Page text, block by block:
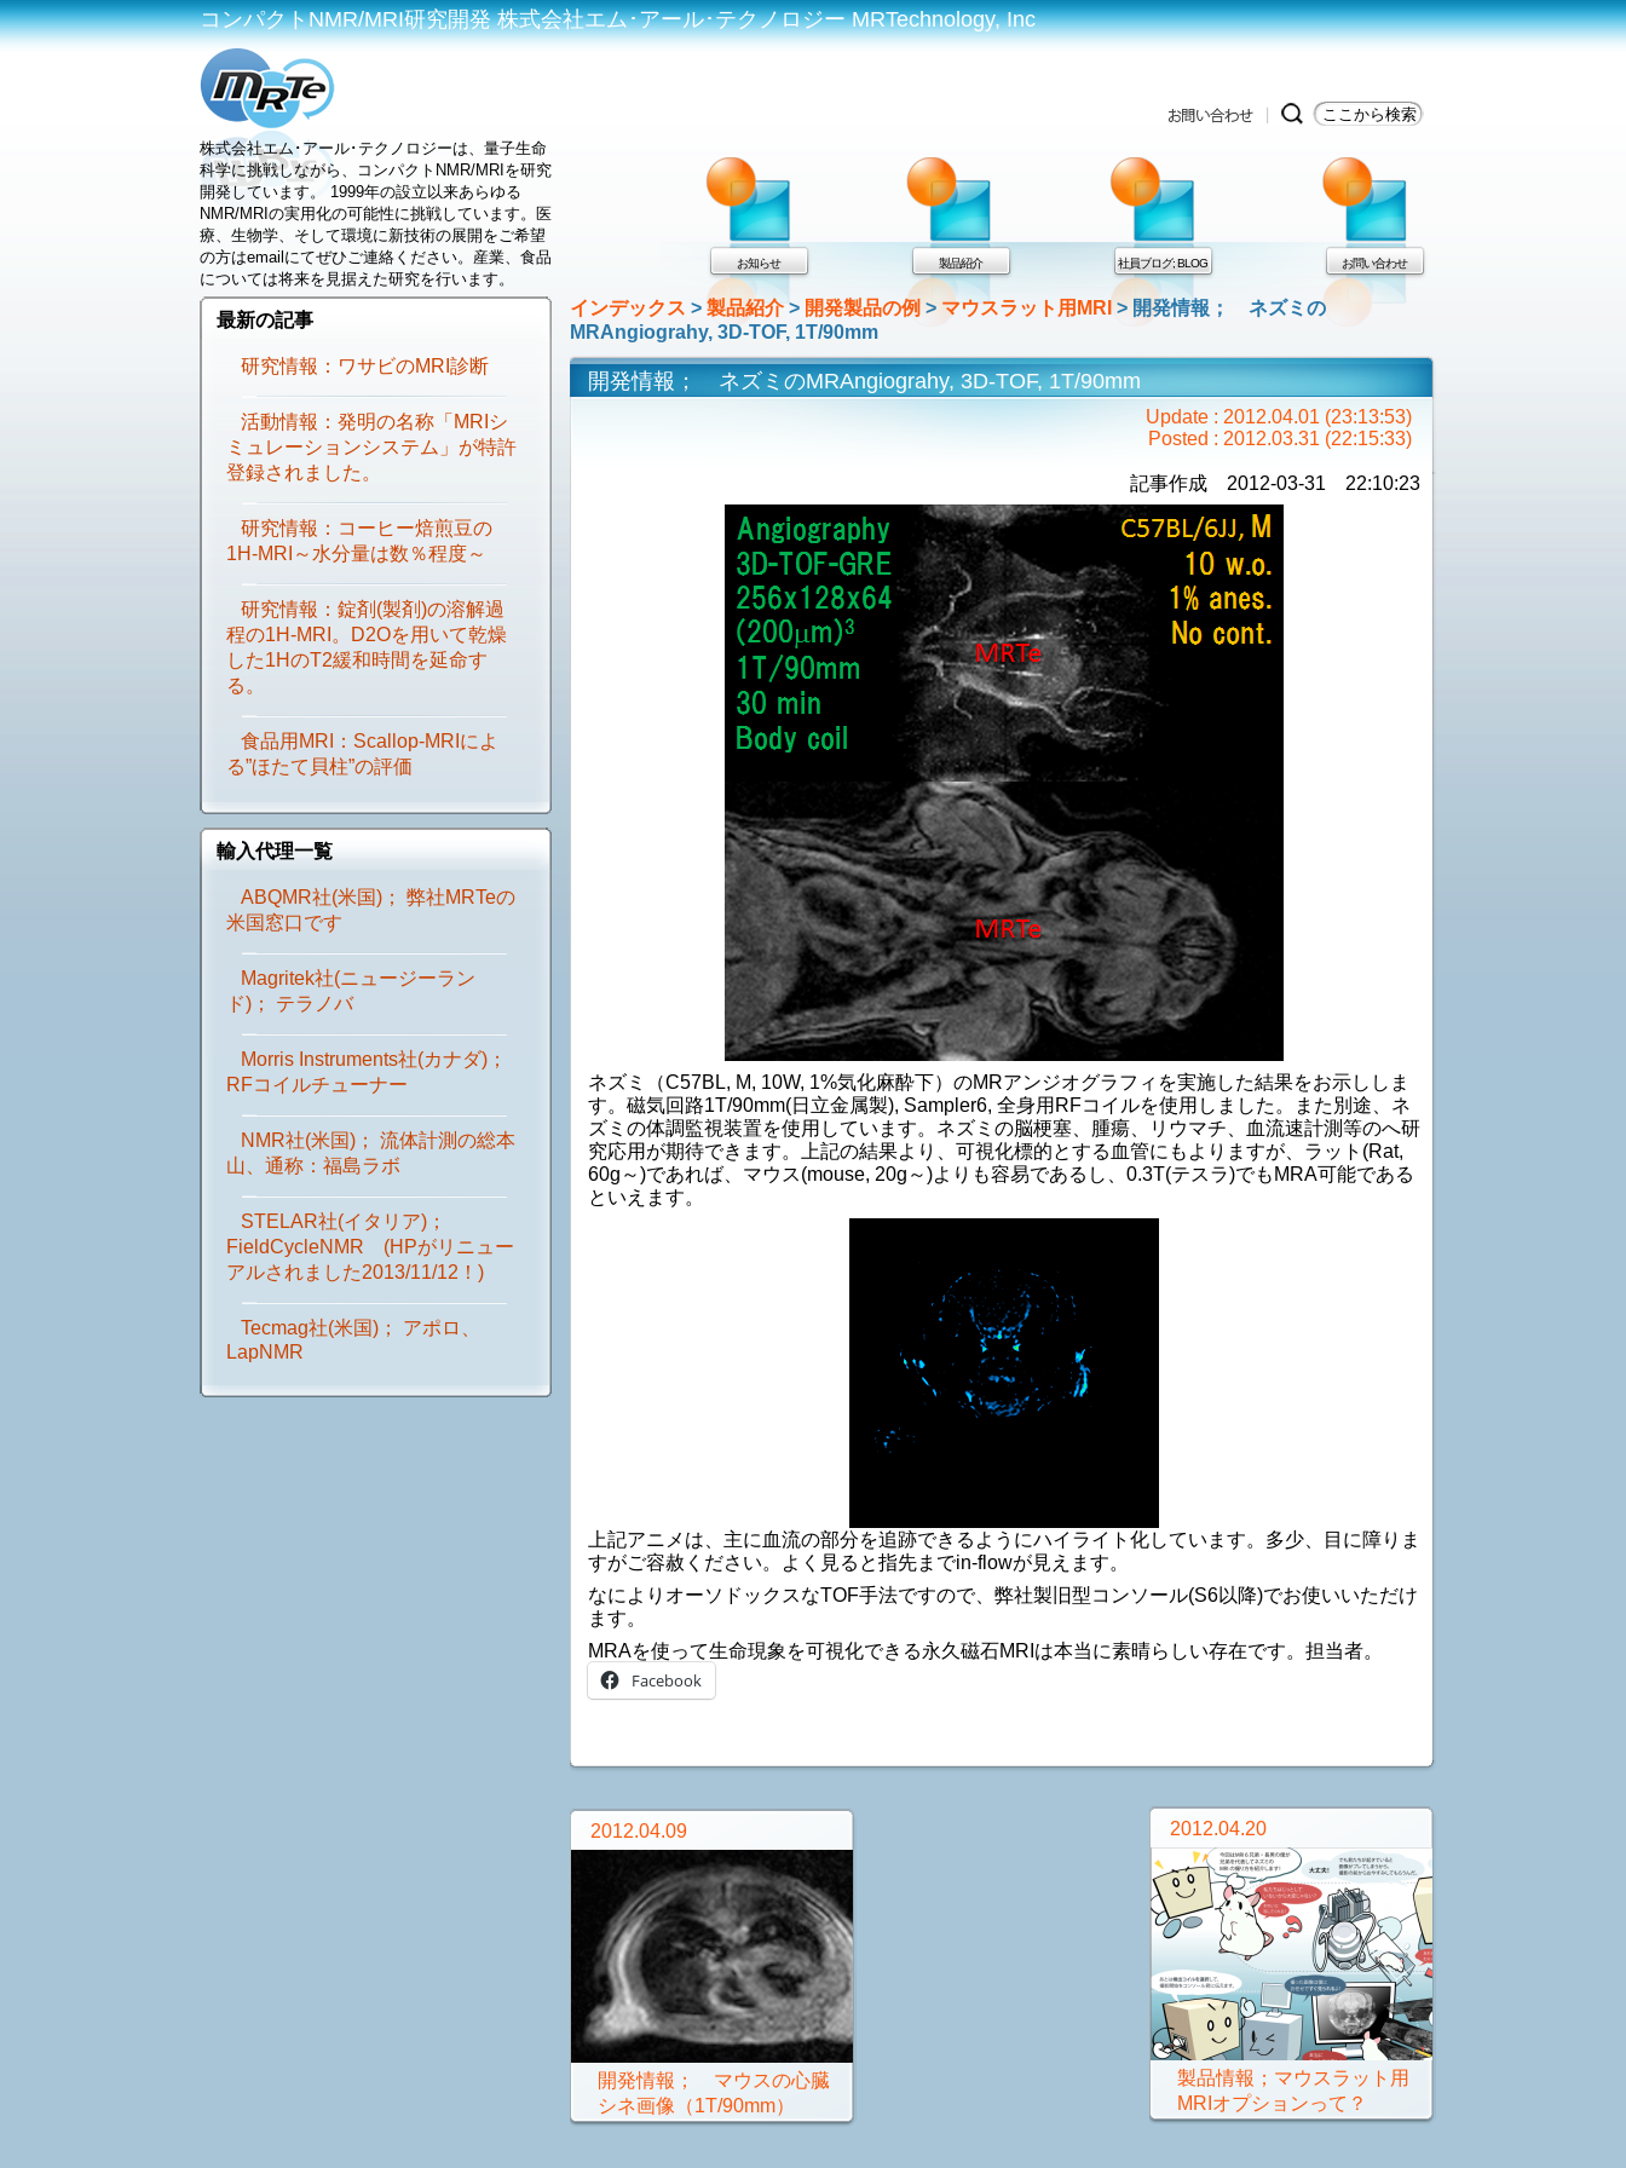
コンパクトNMR/MRI研究開発 株式会社エム･アール･テクノロジー MRTechnology, Inc
お知らせ 製品紹介 社員ブログ; BLOG お問い合わせ
株式会社エム･アール･テクノロジーは、量子生命
科学に挑戦しながら、コンパクトNMR/MRIを研究
開発しています。 1999年の設立以来あらゆる
NMR/MRIの実用化の可能性に挑戦しています。医
療、生物学、そして環境に新技術の展開をご希望
の方はemailにてぜひご連絡ください。産業、食品
については将来を見据えた研究を行います。
最新の記事
研究情報：ワサビのMRI診断
活動情報：発明の名称「MRIシ
ミュレーションシステム」が特許
登録されました。
研究情報：コーヒー焙煎豆の
1H-MRI～水分量は数％程度～
研究情報：錠剤(製剤)の溶解過
程の1H-MRI。D2Oを用いて乾燥
した1HのT2緩和時間を延命す
る。
食品用MRI：Scallop-MRIによ
る”ほたて貝柱”の評価
輸入代理一覧
ABQMR社(米国)； 弊社MRTeの
米国窓口です
Magritek社(ニュージーラン
ド)； テラノバ
Morris Instruments社(カナダ)；
RFコイルチューナー
NMR社(米国)； 流体計測の総本
山、通称：福島ラボ
STELAR社(イタリア)；
FieldCycleNMR (HPがリニュー
アルされました2013/11/12！)
Tecmag社(米国)； アポロ、
LapNMR
インデックス > 製品紹介> 開発製品の例 > マウスラット用MRI > 開発情報； ネズミの
MRAngiograhy, 3D-TOF, 1T/90mm
開発情報； ネズミのMRAngiograhy, 3D-TOF, 1T/90mm
Update : 2012.04.01 (23:13:53)
Posted : 2012.03.31 (22:15:33)
記事作成 2012-03-31 22:10:23
ネズミ（C57BL, M, 10W, 1%気化麻酔下）のMRアンジオグラフィを実施した結果をお示ししま
す。磁気回路1T/90mm(日立金属製), Sampler6, 全身用RFコイルを使用しました。また別途、ネ
ズミの体調監視装置を使用しています。ネズミの脳梗塞、腫瘍、リウマチ、血流速計測等のへ研
究応用が期待できます。上記の結果より、可視化標的とする血管にもよりますが、ラット(Rat,
60g～)であれば、マウス(mouse, 20g～)よりも容易であるし、0.3T(テスラ)でもMRA可能である
といえます。
上記アニメは、主に血流の部分を追跡できるようにハイライト化しています。多少、目に障りま
すがご容赦ください。よく見ると指先までin-flowが見えます。
なによりオーソドックスなTOF手法ですので、弊社製旧型コンソール(S6以降)でお使いいただけ
ます。
MRAを使って生命現象を可視化できる永久磁石MRIは本当に素晴らしい存在です。担当者。
Facebook
2012.04.09
開発情報； マウスの心臓
シネ画像（1T/90mm）
2012.04.20
製品情報；マウスラット用
MRIオプションって？